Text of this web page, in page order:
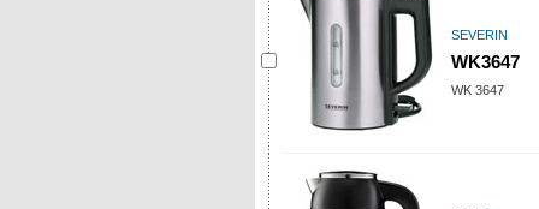
SEVERIN
WK3647
WK 3647